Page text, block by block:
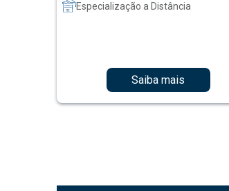
Especialização a Distância
Saiba mais